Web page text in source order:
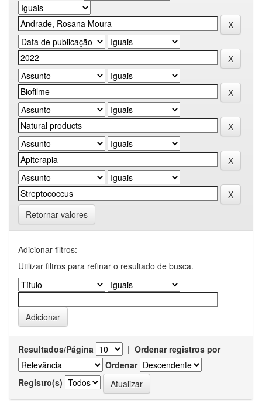
Retornar valores
Adicionar filtros:
Utilizar filtros para refinar o resultado de busca.
Resultados/Página | Ordenar registros por
Ordenar
Registro(s)